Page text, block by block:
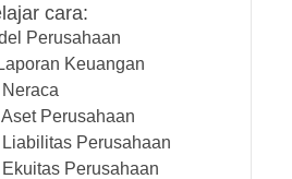
cara:
Perusahaan
Keuangan
Perusahaan
Perusahaan
Perusahaan